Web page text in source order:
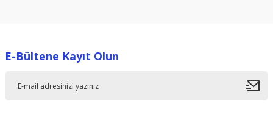
Ürün resmi kalitesiz, bozuk veya görüntülenemiyor.
E-Bültene Kayıt Olun